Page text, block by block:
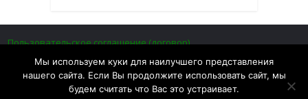
Пользовательское соглашение (договор)
Политика приватности (конфиденциальности)
Отказ от ответственности (предупреждение)
Мы используем куки для наилучшего представления
нашего сайта. Если Вы продолжите использовать сайт, мы
будем считать что Вас это устраивает.